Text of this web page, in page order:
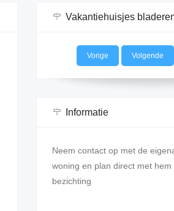
Vakantiehuisjes
Vorige Volgende
Informatie
Neem contact op met de
woning en plan direct met hem
bezichting